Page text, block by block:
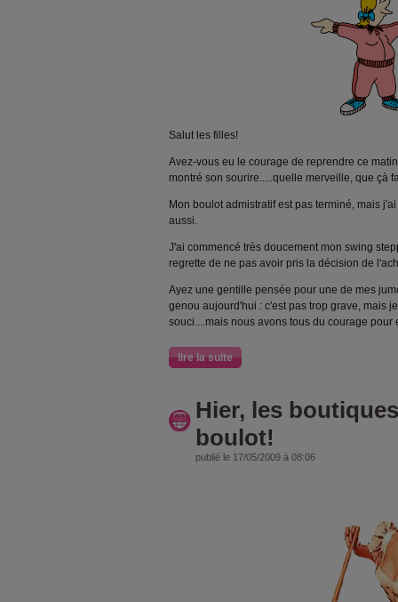
Salut les filles!
Avez-vous eu le courage de reprendre ce
montré son sourire.....quelle merveille, que çà
Mon boulot admistratif est pas terminé, mais
aussi.
J'ai commencé très doucement mon swing
regrette de ne pas avoir pris la décision de
Ayez une gentille pensée pour une de mes
genou aujourd'hui : c'est pas trop grave, mais
souci....mais nous avons tous du courage pour
lire la suite
Hier, les
boulot!
publié le 17/05/2009 à 08:06